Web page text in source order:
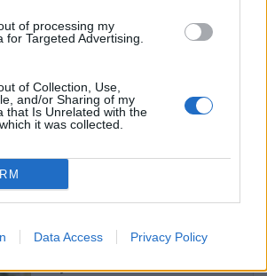
of processing my
for Targeted Advertising.
of Collection, Use,
and/or Sharing of my
that Is Unrelated with the
it was collected.
Data Access Privacy Policy
Arsenalit, anglezët kërkojnë të
paktën 90 milionë euro
QMK: 26 zjarre u raportuan në
kontroll pranë deponisë në
Kërkojmë një grup më të
vogël”, Mourinho sinjalizon
ndryshime në skuadrën e Real